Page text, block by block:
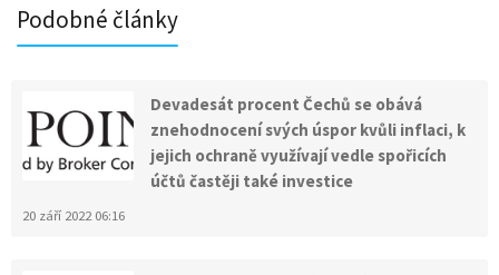
Podobné články
Devadesát procent Čechů se obává
znehodnocení svých úspor kvůli inflaci, k
jejich ochraně využívají vedle spořicích
účtů častěji také investice
20 září 2022 06:16